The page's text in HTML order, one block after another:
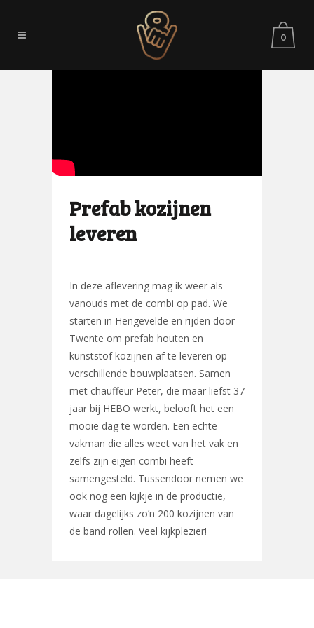
0
Prefab kozijnen
leveren
In deze aflevering mag ik weer als
vanouds met de combi op pad. We
starten in Hengevelde en rijden door
Twente om prefab houten en
kunststof kozijnen af te leveren op
verschillende bouwplaatsen. Samen
met chauffeur Peter, die maar liefst 37
jaar bij HEBO werkt, belooft het een
mooie dag te worden. Een echte
vakman die alles weet van het vak en
zelfs zijn eigen combi heeft
samengesteld. Tussendoor nemen we
ook nog een kijkje in de productie,
waar dagelijks zo’n 200 kozijnen van
de band rollen. Veel kijkplezier!